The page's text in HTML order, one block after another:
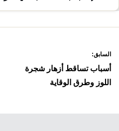
المقالات
السابق:
أسباب تساقط أزهار شجرة
اللوز وطرق الوقاية